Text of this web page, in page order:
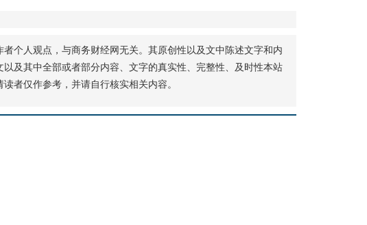
个人观点，与商务财经网无关。其原创性以及文中陈述文字和内
以及其中全部或者部分内容、文字的真实性、完整性、及时性本站
者仅作参考，并请自行核实相关内容。